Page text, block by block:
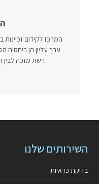
המרכז לקידום זכיינות
ערך עליון הן ביחסים
רשת מזכה לבין
השירותים שלנו
בדיקת כדאיות